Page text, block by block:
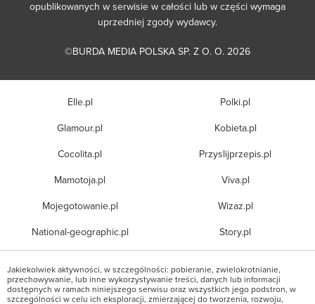
opublikowanych w serwisie w całości lub w części wymaga
uprzedniej zgody wydawcy.
©BURDA MEDIA POLSKA SP. Z O. O. 2026
Elle.pl
Glamour.pl
Cocolita.pl
Mamotoja.pl
Mojegotowanie.pl
National-geographic.pl
Polki.pl
Kobieta.pl
Przyslijprzepis.pl
Viva.pl
Wizaz.pl
Story.pl
Jakiekolwiek aktywności, w szczególności: pobieranie, zwielokrotnianie,
przechowywanie, lub inne wykorzystywanie treści, danych lub informacji
dostępnych w ramach niniejszego serwisu oraz wszystkich jego podstron, w
szczególności w celu ich eksploracji, zmierzającej do tworzenia, rozwoju,